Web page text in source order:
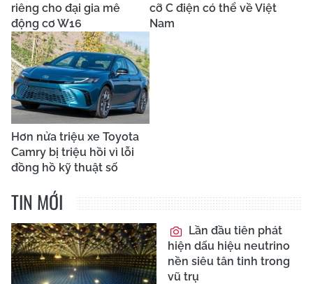
riêng cho đại gia mê
động cơ W16
cỡ C điện có thể về Việt
Nam
Hơn nửa triệu xe Toyota
Camry bị triệu hồi vì lỗi
đồng hồ kỹ thuật số
TIN MỚI
Lần đầu tiên phát
hiện dấu hiệu neutrino
nền siêu tân tinh trong
vũ trụ